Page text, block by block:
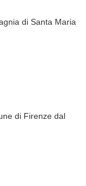
di Santa Maria
di Firenze dal